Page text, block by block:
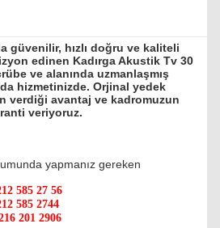
güvenilir, hızlı doğru ve kaliteli
edinen Kadırga Akustik Tv 30
ve alanında uzmanlaşmış
hizmetinizde. Orjinal yedek
verdiği avantaj ve kadromuzun
veriyoruz.
yapmanız gereken
585 27 56
585 2744
201 2906